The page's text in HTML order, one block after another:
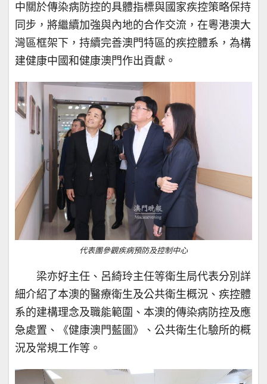
中關於傳染病防控的具體指標與國家疾控策略保持
同步，將繼續加強與內地的合作交流，在粵港澳大
灣區框架下，持續完善澳門特區的疾控體系，為構
建健康中國和健康澳門作出貢獻。
代表團參觀疾病預防及控制中心
梁亦好主任、呂綺玲主任等衛生局代表分別詳
細介紹了本澳的醫療衛生及公共衛生概況、疾控體
系的建構理念及職能範圍、本澳的傳染病防控及應
急處置、《健康澳門藍圖》、公共衛生化驗所的概
況及常規工作等。